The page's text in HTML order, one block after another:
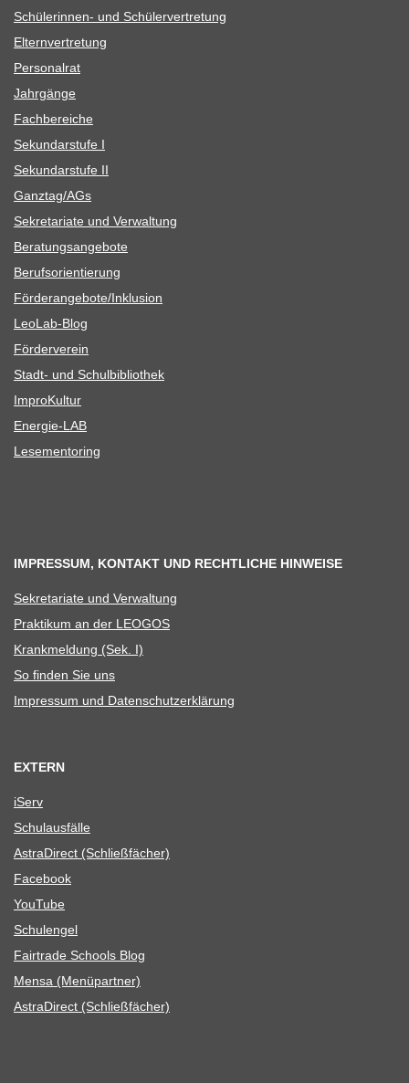
Schü­le­rin­nen- und Schülervertretung
Eltern­ver­tre­tung
Per­so­nal­rat
Jahr­gänge
Fach­be­rei­che
Sekun­dar­stufe I
Sekun­dar­stufe II
Ganztag/​​AGs
Sekre­ta­riate und Verwaltung
Bera­tungs­an­ge­bote
Berufs­ori­en­tie­rung
Förderangebote/​​Inklusion
Leo­Lab-Blog
För­der­ver­ein
Stadt- und Schulbibliothek
Impro­Kul­tur
Ener­­gie-LAB
Lese­men­to­ring
IMPRESSUM, KONTAKT UND RECHTLICHE HINWEISE
Sekre­ta­riate und Verwaltung
Prak­ti­kum an der LEOGOS
Krank­mel­dung (Sek. I)
So fin­den Sie uns
Impres­sum und Datenschutzerklärung
EXTERN
iServ
Schul­aus­fälle
Astra­Di­rect (Schließ­fä­cher)
Face­book
You­Tube
Schul­en­gel
Fair­trade Schools Blog
Mensa (Menü­part­ner)
Astra­Di­rect (Schließ­fä­cher)